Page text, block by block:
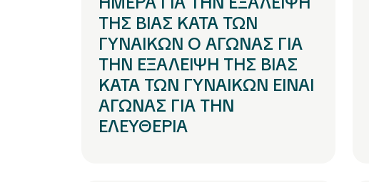
ΤΗΣ ΒΙΑΣ ΚΑΤΑ ΤΩΝ
ΓΥΝΑΙΚΩΝ Ο ΑΓΩΝΑΣ ΓΙΑ
ΤΗΝ ΕΞΑΛΕΙΨΗ ΤΗΣ ΒΙΑΣ
ΚΑΤΑ ΤΩΝ ΓΥΝΑΙΚΩΝ ΕΙΝΑΙ
ΑΓΩΝΑΣ ΓΙΑ ΤΗΝ
ΕΛΕΥΘΕΡΙΑ